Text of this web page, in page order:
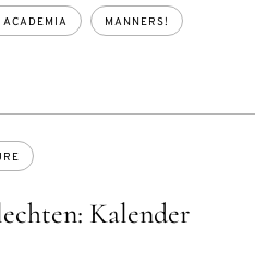
MANNERS!
Kalender